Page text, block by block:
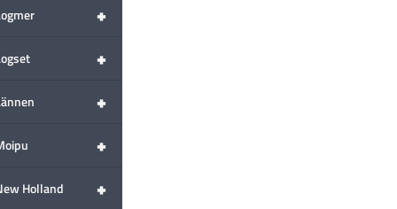
+
+
+
+
+
Holland